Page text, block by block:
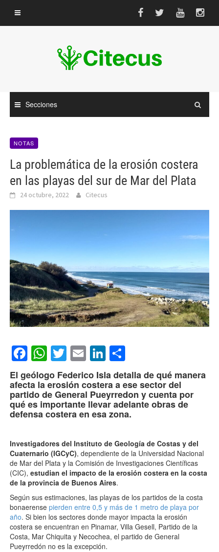
contenido
Secciones
NOTAS
La problemática de la erosión costera
en las playas del sur de Mar del Plata
24 octubre, 2022 Citecus
Facebook
WhatsApp
Twitter
EmailLinkedIn
El geólogo Federico Isla detalla de qué manera
afecta la erosión costera a ese sector del
partido de General Pueyrredon y cuenta por
qué es importante llevar adelante obras de
defensa costera en esa zona.
Investigadores del Instituto de Geología de Costas y del
Cuaternario (IGCyC), dependiente de la Universidad Nacional
de Mar del Plata y la Comisión de Investigaciones Científicas
(CIC), estudian el impacto de la erosión costera en la costa
de la provincia de Buenos Aires.
Según sus estimaciones, las playas de los partidos de la costa
bonaerense pierden entre 0,5 y más de 1 metro de playa por
año. Si bien los sectores donde mayor impacta la erosión
costera se encuentran en Pinamar, Villa Gesell, Partido de la
Costa, Mar Chiquita y Necochea, el partido de General
Pueyrredón no es la excepción.